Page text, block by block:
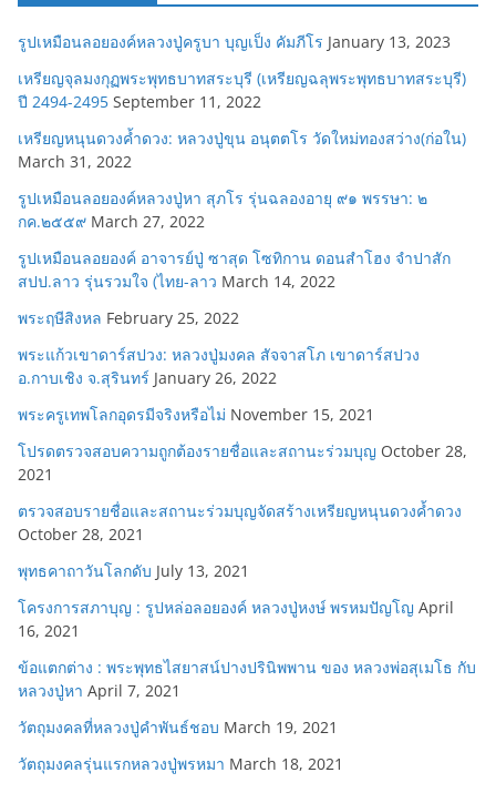
รูปเหมือนลอยองค์หลวงปู่ครูบา บุญเป็ง คัมภีโร January 13, 2023
เหรียญจุลมงกุฏพระพุทธบาทสระบุรี (เหรียญฉลุพระพุทธบาทสระบุรี)
ปี 2494-2495 September 11, 2022
เหรียญหนุนดวงค้ำดวง: หลวงปู่ขุน อนุตตโร วัดใหม่ทองสว่าง(ก่อใน)
March 31, 2022
รูปเหมือนลอยองค์หลวงปู่หา สุภโร รุ่นฉลองอายุ ๙๑ พรรษา: ๒
กค.๒๕๕๙ March 27, 2022
รูปเหมือนลอยองค์ อาจารย์ปู่ ซาสุด โซทิกาน ดอนสำโฮง จำปาสัก
สปป.ลาว รุ่นรวมใจ (ไทย-ลาว March 14, 2022
พระฤษีสิงหล February 25, 2022
พระแก้วเขาดาร์สปวง: หลวงปู่มงคล สัจจาสโภ เขาดาร์สปวง
อ.กาบเชิง จ.สุรินทร์ January 26, 2022
พระครูเทพโลกอุดรมีจริงหรือไม่ November 15, 2021
โปรดตรวจสอบความถูกต้องรายชื่อและสถานะร่วมบุญ October 28,
2021
ตรวจสอบรายชื่อและสถานะร่วมบุญจัดสร้างเหรียญหนุนดวงค้ำดวง
October 28, 2021
พุทธคาถาวันโลกดับ July 13, 2021
โครงการสภาบุญ : รูปหล่อลอยองค์ หลวงปู่หงษ์ พรหมปัญโญ April
16, 2021
ข้อแตกต่าง : พระพุทธไสยาสน์ปางปรินิพพาน ของ หลวงพ่อสุเมโธ กับ
หลวงปู่หา April 7, 2021
วัตถุมงคลที่หลวงปู่คำพันธ์ชอบ March 19, 2021
วัตถุมงคลรุ่นแรกหลวงปู่พรหมา March 18, 2021